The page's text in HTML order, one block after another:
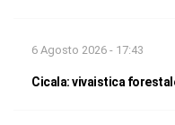
6 Agosto 2026 - 17:43
Cicala: vivaistica